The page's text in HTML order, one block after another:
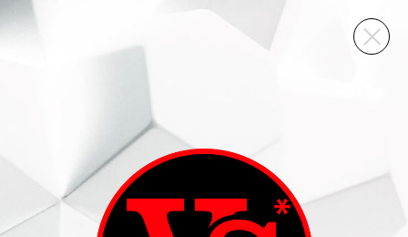
ВИННЫЙ СКЛАД